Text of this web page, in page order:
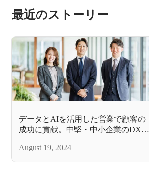
最近のストーリー
データとAIを活用した営業で顧客の
成功に貢献。中堅・中小企業のDXを
ゼクティブ
August 19, 2024